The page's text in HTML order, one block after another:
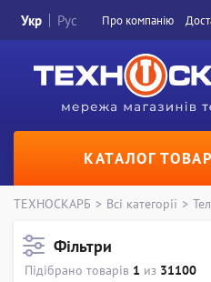
Укр Рус Про компанiю
КАТАЛОГ
ТЕХНОСКАРБ > Всі категорії >
Фільтри
Підібрано товарів 1 из 31100